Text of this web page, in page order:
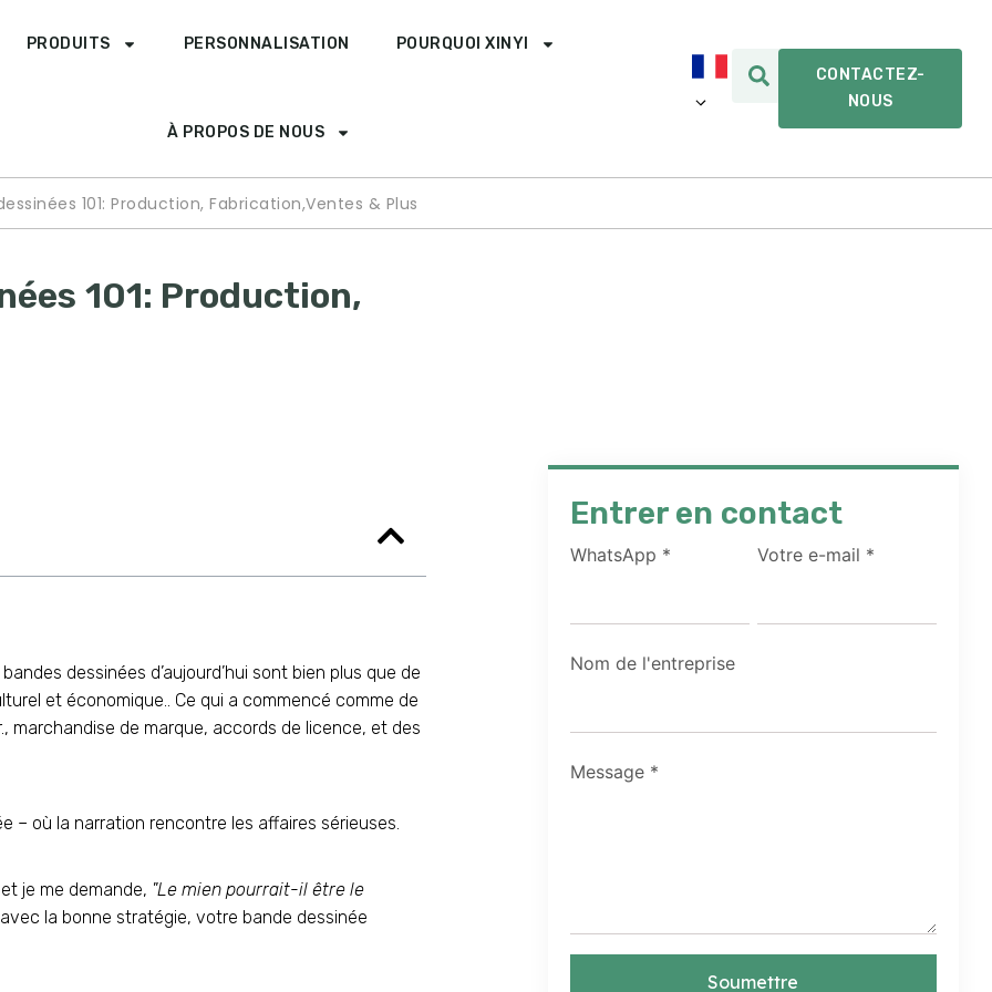
PRODUITS PERSONNALISATION POURQUOI XINYI
À PROPOS DE NOUS
CONTACTEZ-
NOUS
101: Production, Fabrication,Ventes & Plus
101: Production,
bandes dessinées d’aujourd’hui sont bien plus que de
et économique.. Ce qui a commencé comme de
marchandise de marque, accords de licence, et des
– où la narration rencontre les affaires sérieuses.
je me demande, "Le mien pourrait-il être le
la bonne stratégie, votre bande dessinée
Entrer en contact
WhatsApp * Votre e-mail *
Nom de l'entreprise
Message *
Soumettre